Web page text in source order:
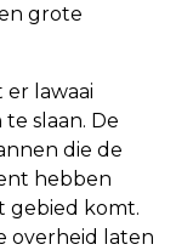
grote
lawaai
slaan. De
die de
hebben
gebied komt.
overheid laten